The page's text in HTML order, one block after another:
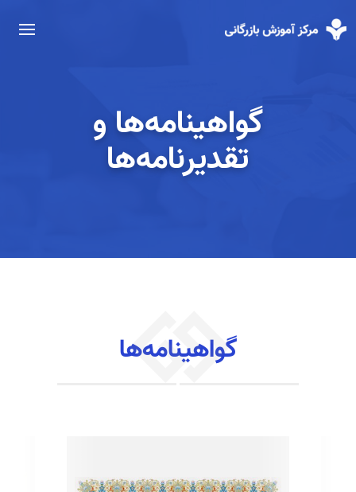
گواهینامه‌ها و
تقدیرنامه‌ها
گواهینامه‌ها